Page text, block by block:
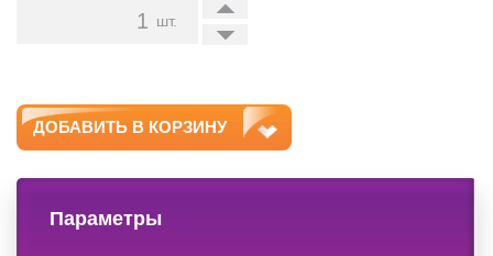
+
-
шт.
ДОБАВИТЬ В КОРЗИНУ
Параметры